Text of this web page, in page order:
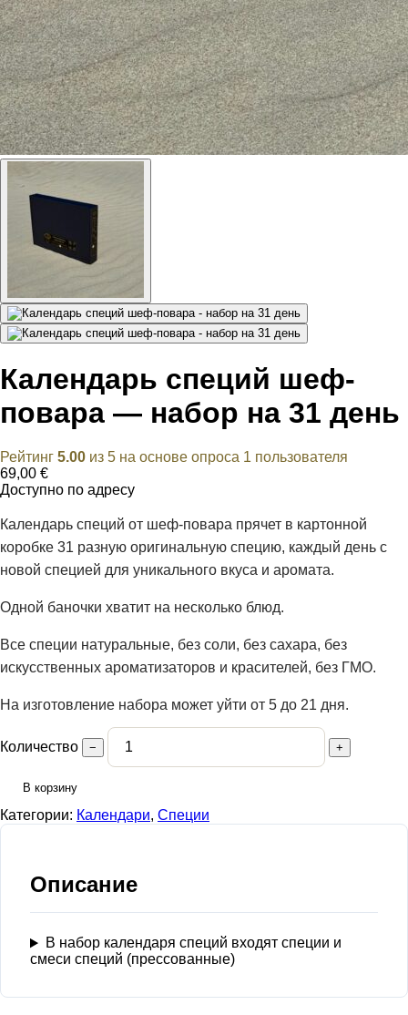
Календарь специй шеф-
повара — набор на 31 день
Рейтинг 5.00 из 5 на основе опроса 1 пользователя
69,00 €
Доступно по адресу
Календарь специй от шеф-повара прячет в картонной
коробке 31 разную оригинальную специю, каждый день с
новой специей для уникального вкуса и аромата.
Одной баночки хватит на несколько блюд.
Все специи натуральные, без соли, без сахара, без
искусственных ароматизаторов и красителей, без ГМО.
На изготовление набора может уйти от 5 до 21 дня.
Количество − +
В корзину
Категории: Календари, Специи
Описание
В набор календаря специй входят специи и
смеси специй (прессованные)